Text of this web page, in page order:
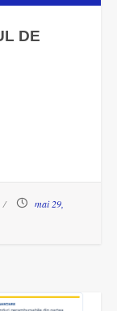
DE
mai 29,